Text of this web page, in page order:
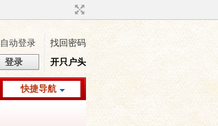
自动登录
找回密码
登录 开只户头
快捷导航